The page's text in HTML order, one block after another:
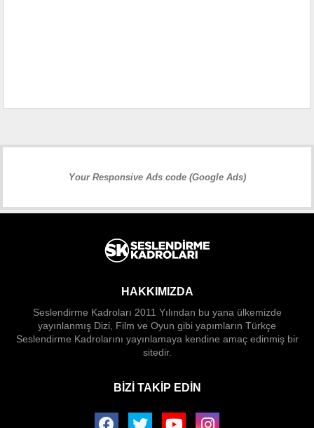
Your Responsive Ads code (Google Ads)
HAKKIMIZDA
Seslendirme Kadroları 2011 Yılından bu yana ülkemizde
yayınlanmış Dizi, Film ve Oyun gibi yapımların Türkçe
Seslendirme Kadrolarını yayınlamaya kendine amaç edinmiş bir
sitedir.
BIZI TAKIP EDIN